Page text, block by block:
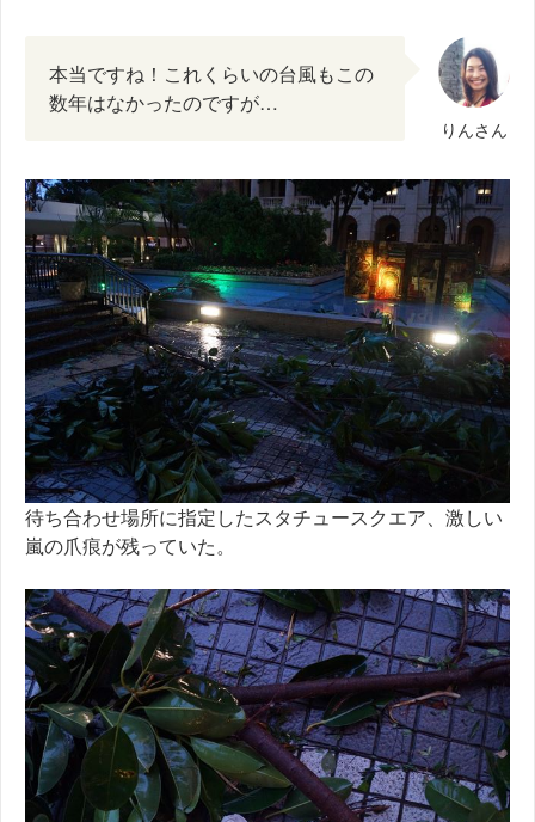
りんさん
本当ですね！これくらいの台風もこの
数年はなかったのですが…
待ち合わせ場所に指定したスタチュースクエア、激しい
嵐の爪痕が残っていた。